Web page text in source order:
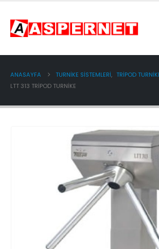
ANASAYFA TURNİKE SİSTEMLERİ, TRİPOD
LTT 313 TRIPOD TURNIKE